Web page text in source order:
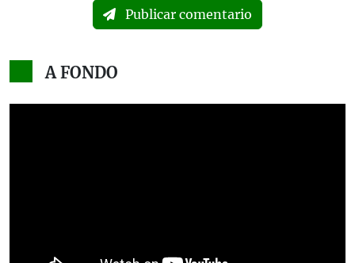
Publicar comentario
A FONDO